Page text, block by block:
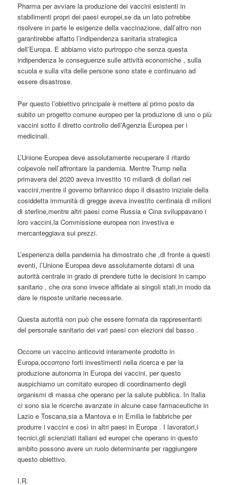
Pharma per avviare la produzione dei vaccini esistenti in
stabilimenti propri dei paesi europei,se da un lato potrebbe
risolvere in parte le esigenze della vaccinazione, dall’altro non
garantirebbe affatto l’indipendenza sanitaria strategica
dell’Europa. E abbiamo visto purtroppo che senza questa
indipendenza le conseguenze sulle attività economiche , sulla
scuola e sulla vita delle persone sono state e continuano ad
essere disastrose.
Per questo l’obiettivo principale è mettere al primo posto da
subito un progetto comune europeo per la produzione di uno o più
vaccini sotto il diretto controllo dell’Agenzia Europea per i
medicinali.
L’Unione Europea deve assolutamente recuperare il ritardo
colpevole nell’affrontare la pandemia. Mentre Trump nella
primavera del 2020 aveva investito 10 miliardi di dollari nei
vaccini,mentre il governo britannico dopo il disastro iniziale della
cosiddetta immunità di gregge aveva investito centinaia di milioni
di sterline,mentre altri paesi come Russia e Cina sviluppavano i
loro vaccini,la Commissione europea non investiva e
mercanteggiava sui prezzi.
L’esperienza della pandemia ha dimostrato che ,di fronte a questi
eventi, l’Unione Europea deve assolutamente dotarsi di una
autorità centrale in grado di prendere tutte le decisioni in campo
sanitario , che ora sono invece affidate ai singoli stati,in modo da
dare le risposte unitarie necessarie.
Questa autorità non può che essere formata da rappresentanti
del personale sanitario dei vari paesi con elezioni dal basso .
Occorre un vaccino anticovid interamente prodotto in
Europa,occorrono forti investimenti nella ricerca e per la
produzione autonoma in Europa dei vaccini, per questo
auspichiamo un comitato europeo di coordinamento degli
organismi di massa che operano per la salute pubblica. In Italia
ci sono sia le ricerche avanzate in alcune case farmaceutiche in
Lazio e Toscana,sia a Mantova e in Emilia le fabbriche per
produrre i vaccini e così in altri paesi in Europa . I lavoratori,i
tecnici,gli scienziati italiani ed europei che operano in questo
ambito possono avere un ruolo determinante per raggiungere
questo obiettivo.
I.R.